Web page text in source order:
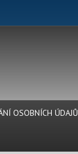
OSOBNÍCH ÚDAJŮ